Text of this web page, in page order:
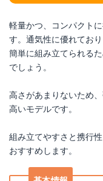
軽量かつ、コンパクト
す。通気性に優れてお
簡単に組み立てられる
でしょう。
高さがあまりないため
高いモデルです。
組み立てやすさと携行
おすすめします。